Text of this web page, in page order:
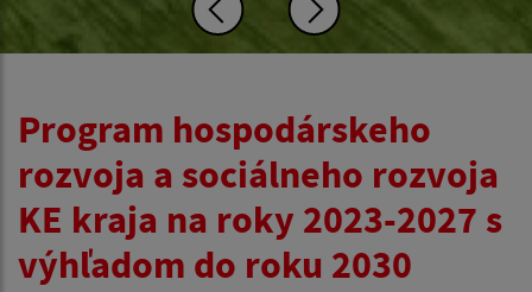
Program hospodárskeho
rozvoja a sociálneho rozvoja
KE kraja na roky 2023-2027 s
výhľadom do roku 2030